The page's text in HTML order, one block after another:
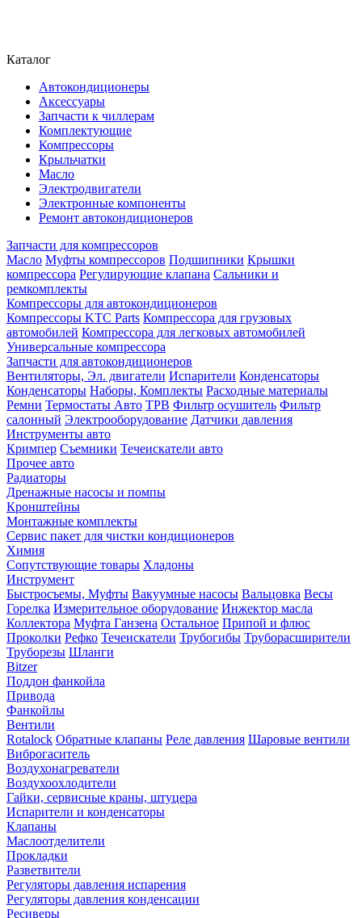
Каталог
Автокондиционеры
Аксессуары
Запчасти к чиллерам
Комплектующие
Компрессоры
Крыльчатки
Масло
Электродвигатели
Электронные компоненты
Ремонт автокондиционеров
Запчасти для компрессоров
Масло Муфты компрессоров Подшипники Крышки
компрессора Регулирующие клапана Сальники и
ремкомплекты
Компрессоры для автокондиционеров
Компрессоры KTC Parts Компрессора для грузовых
автомобилей Компрессора для легковых автомобилей
Универсальные компрессора
Запчасти для автокондиционеров
Вентиляторы, Эл. двигатели Испарители Конденсаторы
Конденсаторы Наборы, Комплекты Расходные материалы
Ремни Термостаты Авто ТРВ Фильтр осушитель Фильтр
салонный Электрооборудование Датчики давления
Инструменты авто
Кримпер Съемники Течеискатели авто
Прочее авто
Радиаторы
Дренажные насосы и помпы
Кронштейны
Монтажные комплекты
Сервис пакет для чистки кондиционеров
Химия
Сопутствующие товары Хладоны
Инструмент
Быстросъемы, Муфты Вакуумные насосы Вальцовка Весы
Горелка Измерительное оборудование Инжектор масла
Коллектора Муфта Ганзена Остальное Припой и флюс
Проколки Рефко Течеискатели Трубогибы Труборасширители
Труборезы Шланги
Bitzer
Поддон фанкойла
Привода
Фанкойлы
Вентили
Rotalock Обратные клапаны Реле давления Шаровые вентили
Виброгаситель
Воздухонагреватели
Воздухоохлодители
Гайки, сервисные краны, штуцера
Испарители и конденсаторы
Клапаны
Маслоотделители
Прокладки
Разветвители
Регуляторы давления испарения
Регуляторы давления конденсации
Ресиверы